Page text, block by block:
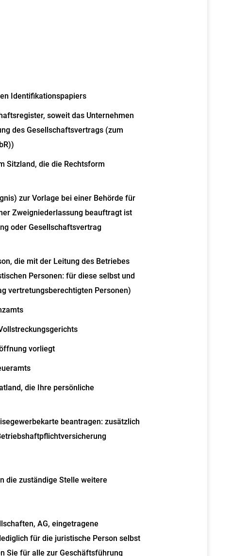
Identifikationspapiers
soweit das Unternehmen
des Gesellschaftsvertrags (zum
Sitzland, die die Rechtsform
zur Vorlage bei einer Behörde für
Zweigniederlassung beauftragt ist
oder Gesellschaftsvertrag
die mit der Leitung des Betriebes
Personen: für diese selbst und
vertretungsberechtigten Personen)
vorliegt
die Ihre persönliche
beantragen: zusätzlich
die zuständige Stelle weitere
AG, eingetragene
für die juristische Person selbst
Sie für alle zur Geschäftsführung